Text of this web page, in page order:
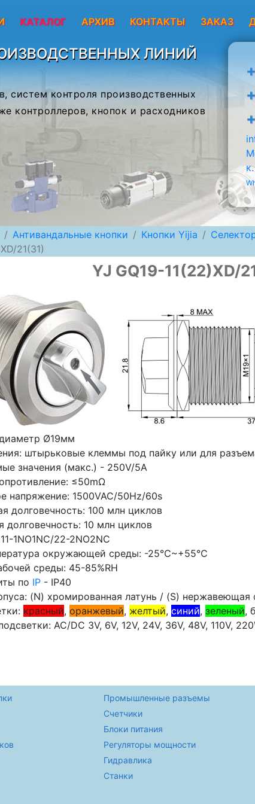
КАТАЛОГ АРХИВ КОНТАКТЫ ЗАКАЗ
ЛИНИЙ
систем контроля производственных
контроллеров, кнопок и расходников
Антивандальные кнопки Кнопки Yijia
21(31)
YJ GQ19-11(22)XD/
Ø19мм
штырьковые клеммы под пайку или для
значения (макс.) - 250V/5A
≤50mΩ
напряжение: 1500VAC/50Hz/60s
долговечность: 100 млн циклов
долговечность: 10 млн циклов
1NO1NC/22-2NO2NC
окружающей среды: -25℃~+55℃
среды: 45-85%RH
по IP - IP40
(N) хромированная латунь / (S)
красный, оранжевый, желтый, синий, зеленый,
AC/DC 3V, 6V, 12V, 24V, 36V, 48V, 110V,
Промышленные разъемы
Счетчики
Блоки питания
Регуляторы мощности
Гидравлика
Станки